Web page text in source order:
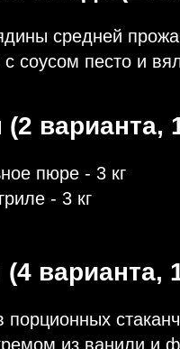
средней
соусом песто и
варианта,
пюре - 3 кг
- 3 кг
варианта,
порционных
из ванили и